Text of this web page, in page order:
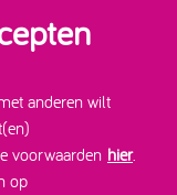
anderen wilt
voorwaarden hier.
op